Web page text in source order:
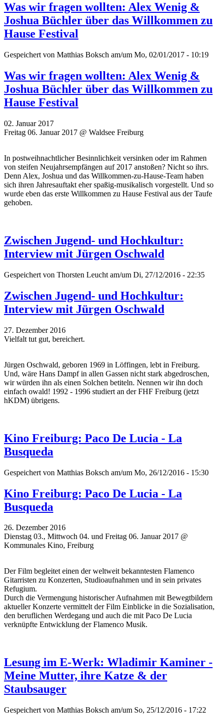
Was wir fragen wollten: Alex Wenig &
Joshua Büchler über das Willkommen zu
Hause Festival
Gespeichert von Matthias Boksch am/um Mo, 02/01/2017 - 10:19
Was wir fragen wollten: Alex Wenig &
Joshua Büchler über das Willkommen zu
Hause Festival
02. Januar 2017
Freitag 06. Januar 2017 @ Waldsee Freiburg
In postweihnachtlicher Besinnlichkeit versinken oder im Rahmen
von steifen Neujahrsempfängen auf 2017 anstoßen? Nicht so ihrs.
Denn Alex, Joshua und das Willkommen-zu-Hause-Team haben
sich ihren Jahresauftakt eher spaßig-musikalisch vorgestellt. Und so
wurde eben das erste Willkommen zu Hause Festival aus der Taufe
gehoben.
Zwischen Jugend- und Hochkultur:
Interview mit Jürgen Oschwald
Gespeichert von Thorsten Leucht am/um Di, 27/12/2016 - 22:35
Zwischen Jugend- und Hochkultur:
Interview mit Jürgen Oschwald
27. Dezember 2016
Vielfalt tut gut, bereichert.
Jürgen Oschwald, geboren 1969 in Löffingen, lebt in Freiburg.
Und, wäre Hans Dampf in allen Gassen nicht stark abgedroschen,
wir würden ihn als einen Solchen betiteln. Nennen wir ihn doch
einfach owald! 1992 - 1996 studiert an der FHF Freiburg (jetzt
hKDM) übrigens.
Kino Freiburg: Paco De Lucia - La
Busqueda
Gespeichert von Matthias Boksch am/um Mo, 26/12/2016 - 15:30
Kino Freiburg: Paco De Lucia - La
Busqueda
26. Dezember 2016
Dienstag 03., Mittwoch 04. und Freitag 06. Januar 2017 @
Kommunales Kino, Freiburg
Der Film begleitet einen der weltweit bekanntesten Flamenco
Gitarristen zu Konzerten, Studioaufnahmen und in sein privates
Refugium.
Durch die Vermengung historischer Aufnahmen mit Bewegtbildern
aktueller Konzerte vermittelt der Film Einblicke in die Sozialisation,
den beruflichen Werdegang und auch die mit Paco De Lucia
verknüpfte Entwicklung der Flamenco Musik.
Lesung im E-Werk: Wladimir Kaminer -
Meine Mutter, ihre Katze & der
Staubsauger
Gespeichert von Matthias Boksch am/um So, 25/12/2016 - 17:22